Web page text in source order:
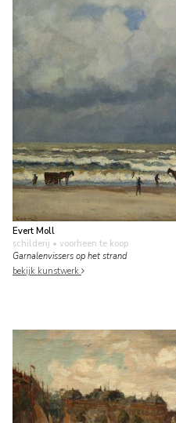
Evert Moll
schilderij • voorheen te koop
Garnalenvissers op het strand
bekijk kunstwerk